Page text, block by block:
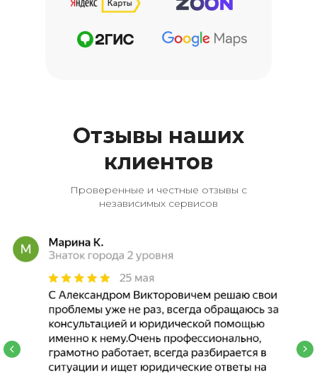
Отзывы наших
клиентов
Проверенные и честные отзывы с
независимых сервисов